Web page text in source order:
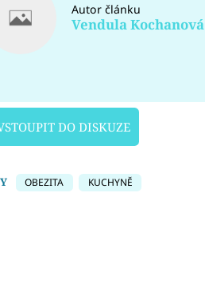
Autor článku
Vendula Kochanová
DO DISKUZE
OBEZITA KUCHYNĚ